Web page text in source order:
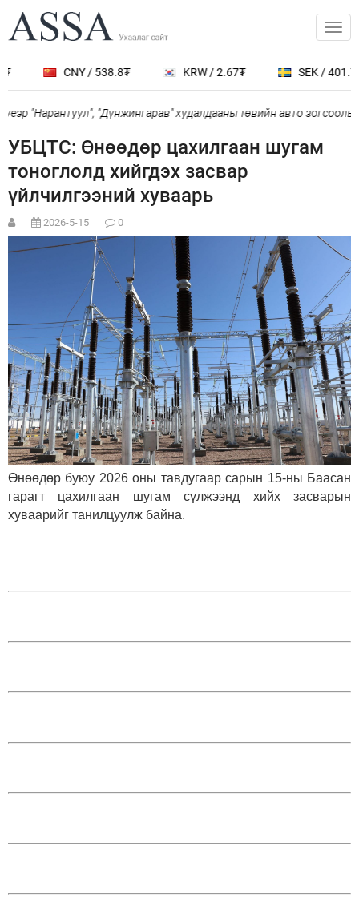
CNY / 538.8₮ KRW / 2.67₮ SEK / 401.7₮
"Нарантуул", "Дүнжингарав" худалдааны төвийн авто зогсоолыг
УБЦТС: Өнөөдөр цахилгаан шугам
тоноглолд хийгдэх засвар
үйлчилгээний хуваарь
2026-5-15 0
Өнөөдөр буюу 2026 оны тавдугаар сарын 15-ны Баасан
гарагт цахилгаан шугам сүлжээнд хийх засварын
хуваарийг танилцуулж байна.